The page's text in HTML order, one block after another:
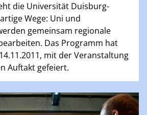
die Universität Duisburg-
Wege: Uni und
gemeinsam regionale
Das Programm hat
mit der Veranstaltung
Auftakt gefeiert.